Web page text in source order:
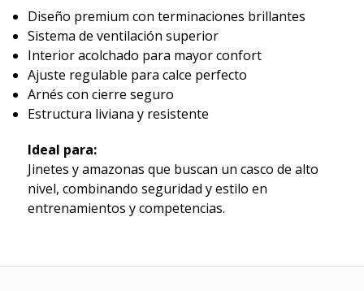
Diseño premium con terminaciones brillantes
Sistema de ventilación superior
Interior acolchado para mayor confort
Ajuste regulable para calce perfecto
Arnés con cierre seguro
Estructura liviana y resistente
Ideal para:
Jinetes y amazonas que buscan un casco de alto
nivel, combinando seguridad y estilo en
entrenamientos y competencias.